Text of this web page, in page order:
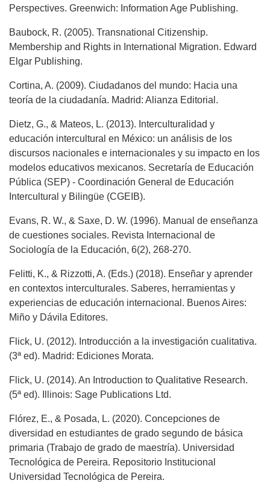
Perspectives. Greenwich: Information Age Publishing.
Baubock, R. (2005). Transnational Citizenship.
Membership and Rights in International Migration. Edward
Elgar Publishing.
Cortina, A. (2009). Ciudadanos del mundo: Hacia una
teoría de la ciudadanía. Madrid: Alianza Editorial.
Dietz, G., & Mateos, L. (2013). Interculturalidad y
educación intercultural en México: un análisis de los
discursos nacionales e internacionales y su impacto en los
modelos educativos mexicanos. Secretaría de Educación
Pública (SEP) - Coordinación General de Educación
Intercultural y Bilingüe (CGEIB).
Evans, R. W., & Saxe, D. W. (1996). Manual de enseñanza
de cuestiones sociales. Revista Internacional de
Sociología de la Educación, 6(2), 268-270.
Felitti, K., & Rizzotti, A. (Eds.) (2018). Enseñar y aprender
en contextos interculturales. Saberes, herramientas y
experiencias de educación internacional. Buenos Aires:
Miño y Dávila Editores.
Flick, U. (2012). Introducción a la investigación cualitativa.
(3ª ed). Madrid: Ediciones Morata.
Flick, U. (2014). An Introduction to Qualitative Research.
(5ª ed). Illinois: Sage Publications Ltd.
Flórez, E., & Posada, L. (2020). Concepciones de
diversidad en estudiantes de grado segundo de básica
primaria (Trabajo de grado de maestría). Universidad
Tecnológica de Pereira. Repositorio Institucional
Universidad Tecnológica de Pereira.